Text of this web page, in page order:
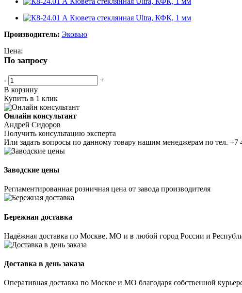
Производитель: Эковью
Цена:
По запросу
-
+
В корзину
Купить в 1 клик
Онлайн консультант
Андрей Сидоров
Получить консультацию эксперта
Или задать вопросы по данному товару нашим менеджерам по тел. +7
Заводские цены
Регламентированная розничная цена от завода производителя
Бережная доставка
Надёжная доставка по Москве, МО и в любой город России и
Доставка в день заказа
Оперативная доставка по Москве и МО благодаря собственной